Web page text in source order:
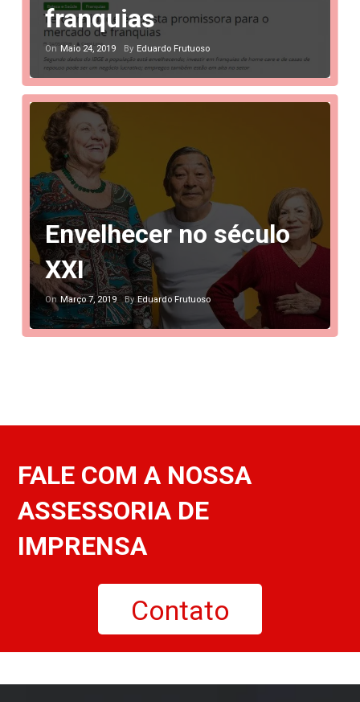
franquias
On Maio 24, 2019 By Eduardo Frutuoso
Envelhecer no século
XXI
On Março 7, 2019 By Eduardo Frutuoso
FALE COM A NOSSA
ASSESSORIA DE
IMPRENSA
Contato